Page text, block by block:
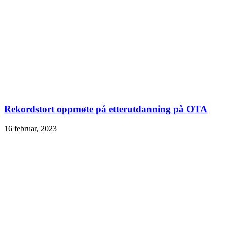
Rekordstort oppmøte på etterutdanning på OTA
16 februar, 2023